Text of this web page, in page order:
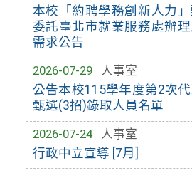
本校「約聘學務創新人力」
委託臺北市就業服務處辦
需求公告
2026-07-29
人事室
公告本校115學年度第2次
甄選(3招)錄取人員名單
2026-07-24
人事室
行政中立宣導 [7月]